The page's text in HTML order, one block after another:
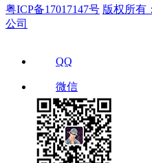
粤ICP备17017147号 版权所有
公司
QQ
微信